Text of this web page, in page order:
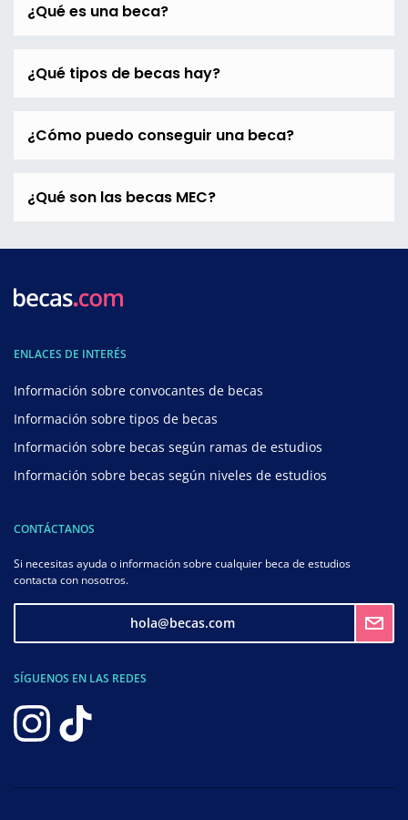
¿Qué es una beca?
¿Qué tipos de becas hay?
¿Cómo puedo conseguir una beca?
¿Qué son las becas MEC?
ENLACES DE INTERÉS
Información sobre convocantes de becas
Información sobre tipos de becas
Información sobre becas según ramas de estudios
Información sobre becas según niveles de estudios
CONTÁCTANOS
Si necesitas ayuda o información sobre cualquier beca de estudios
contacta con nosotros.
hola@becas.com
SÍGUENOS EN LAS REDES